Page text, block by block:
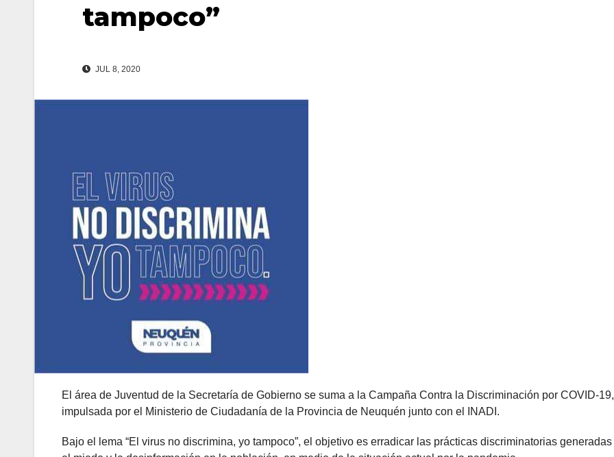
tampoco”
JUL 8, 2020
El área de Juventud de la Secretaría de Gobierno se suma a la Campaña Contra la Discriminación por COVID-19,
impulsada por el Ministerio de Ciudadanía de la Provincia de Neuquén junto con el INADI.
Bajo el lema “El virus no discrimina, yo tampoco”, el objetivo es erradicar las prácticas discriminatorias generadas